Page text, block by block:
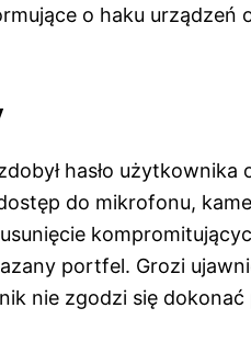
o haku
hasło użytkownika
do mikrofonu,
portfel. Grozi
nie zgodzi się dokonać